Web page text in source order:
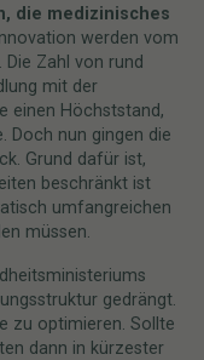
die medizinisches
werden vom
Zahl von rund
mit der
einen Höchststand,
Doch nun gingen die
Grund dafür ist,
beschränkt ist
umfangreichen
müssen.
gedrängt.
zu optimieren. Sollte
dann in kürzester